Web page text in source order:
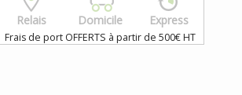
Relais Domicile Express
Frais de port OFFERTS à partir de 500€ HT